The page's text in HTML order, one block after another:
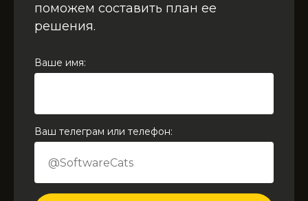
поможем составить план ее
решения.
Ваше имя:
Ваш телеграм или телефон: